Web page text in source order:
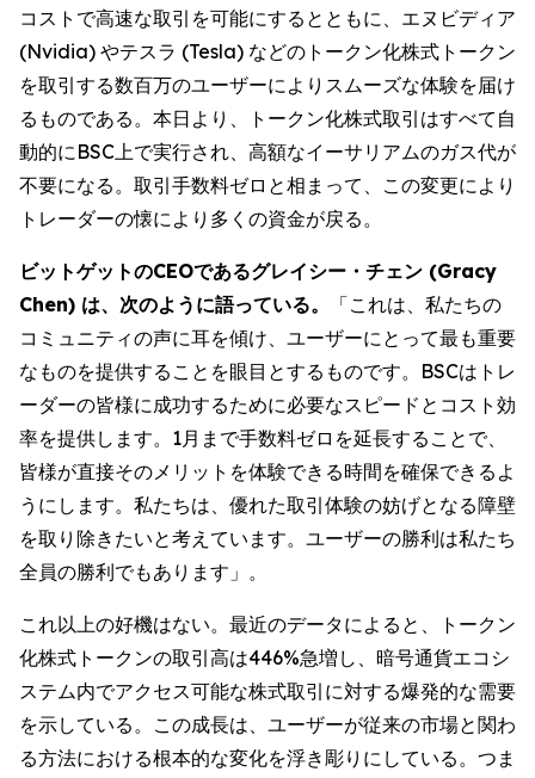
コストで高速な取引を可能にするとともに、エヌビディア
(Nvidia) やテスラ (Tesla) などのトークン化株式トークン
を取引する数百万のユーザーによりスムーズな体験を届け
るものである。本日より、トークン化株式取引はすべて自
動的にBSC上で実行され、高額なイーサリアムのガス代が
不要になる。取引手数料ゼロと相まって、この変更により
トレーダーの懐により多くの資金が戻る。
ビットゲットのCEOであるグレイシー・チェン (Gracy
Chen) は、次のように語っている。
「これは、私たちの
コミュニティの声に耳を傾け、ユーザーにとって最も重要
なものを提供することを眼目とするものです。BSCはトレ
ーダーの皆様に成功するために必要なスピードとコスト効
率を提供します。1月まで手数料ゼロを延長することで、
皆様が直接そのメリットを体験できる時間を確保できるよ
うにします。私たちは、優れた取引体験の妨げとなる障壁
を取り除きたいと考えています。ユーザーの勝利は私たち
全員の勝利でもあります」。
これ以上の好機はない。最近のデータによると、トークン
化株式トークンの取引高は446%急増し、暗号通貨エコシ
ステム内でアクセス可能な株式取引に対する爆発的な需要
を示している。この成長は、ユーザーが従来の市場と関わ
る方法における根本的な変化を浮き彫りにしている。つま